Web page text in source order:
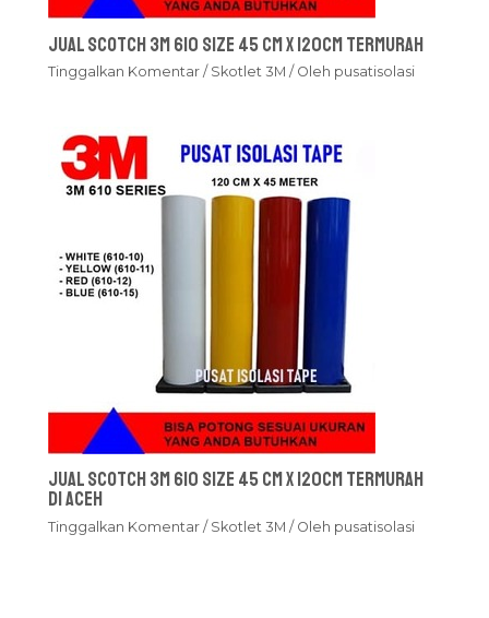
Jual Scotch 3M 610 Size 45 cm x 120cm Termurah
Tinggalkan Komentar / Skotlet 3M / Oleh pusatisolasi
Jual Scotch 3M 610 Size 45 cm x 120cm Termurah
Di Aceh
Tinggalkan Komentar / Skotlet 3M / Oleh pusatisolasi